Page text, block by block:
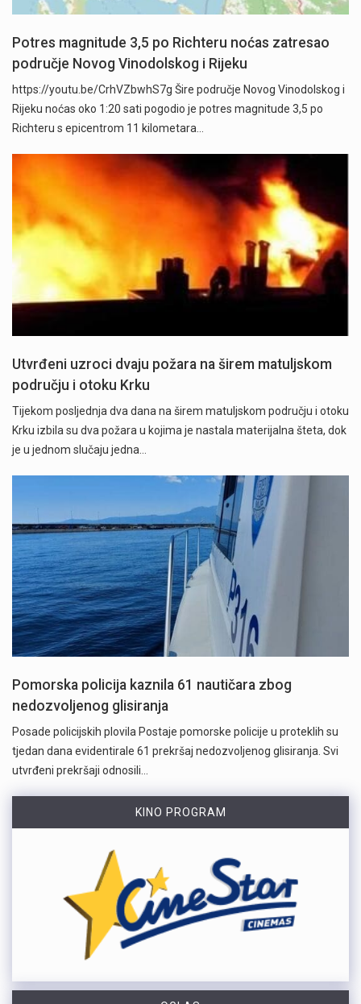
Potres magnitude 3,5 po Richteru noćas zatresao
područje Novog Vinodolskog i Rijeku
https://youtu.be/CrhVZbwhS7g Šire područje Novog Vinodolskog i
Rijeku noćas oko 1:20 sati pogodio je potres magnitude 3,5 po
Richteru s epicentrom 11 kilometara…
Utvrđeni uzroci dvaju požara na širem matuljskom
području i otoku Krku
Tijekom posljednja dva dana na širem matuljskom području i otoku
Krku izbila su dva požara u kojima je nastala materijalna šteta, dok
je u jednom slučaju jedna…
Pomorska policija kaznila 61 nautičara zbog
nedozvoljenog glisiranja
Posade policijskih plovila Postaje pomorske policije u proteklih su
tjedan dana evidentirale 61 prekršaj nedozvoljenog glisiranja. Svi
utvrđeni prekršaji odnosili…
KINO PROGRAM